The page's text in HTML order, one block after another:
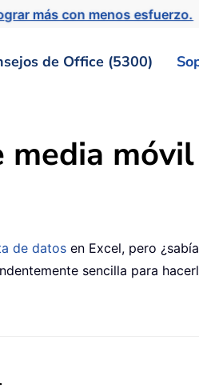
más con menos esfuerzo.
de Office (5300)
de datos en Excel, pero
sencilla para